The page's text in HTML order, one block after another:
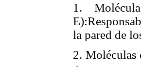
1.
la pared de
2. Moléculas